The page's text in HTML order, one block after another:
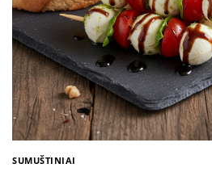
SUMUŠTINIAI